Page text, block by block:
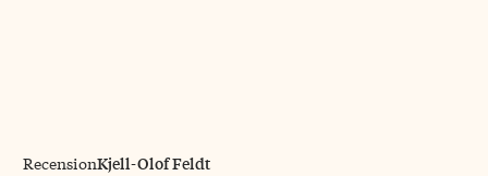
RecensionKjell-Olof Feldt